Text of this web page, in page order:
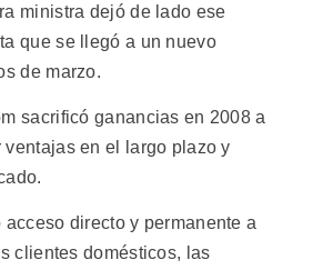
ministra dejó de lado ese
que se llegó a un nuevo
de marzo.
sacrificó ganancias en 2008 a
ventajas en el largo plazo y
directo y permanente a
clientes domésticos, las